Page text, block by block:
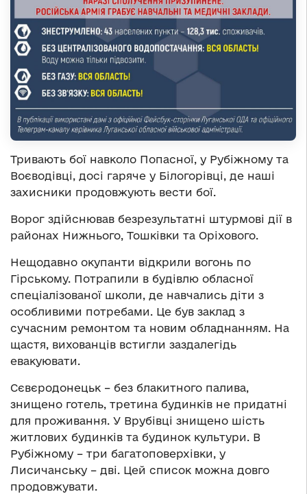
Тривають бої навколо Попасної, у Рубіжному та
Воєводівці, досі гаряче у Білогорівці, де наші
захисники продовжують вести бої.
Ворог здійснював безрезультатні штурмові дії в
районах Нижнього, Тошківки та Оріхового.
Нещодавно окупанти відкрили вогонь по
Гірському. Потрапили в будівлю обласної
спеціалізованої школи, де навчались діти з
особливими потребами. Це був заклад з
сучасним ремонтом та новим обладнанням. На
щастя, вихованців встигли заздалегідь
евакуювати.
Сєвєродонецьк – без блакитного палива,
знищено готель, третина будинків не придатні
для проживання. У Врубівці знищено шість
житлових будинків та будинок культури. В
Рубіжному – три багатоповерхівки, у
Лисичанську – дві. Цей список можна довго
продовжувати.